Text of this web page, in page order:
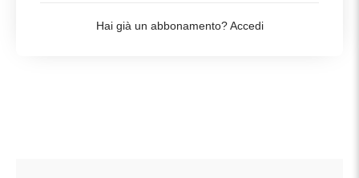
Hai già un abbonamento?Accedi